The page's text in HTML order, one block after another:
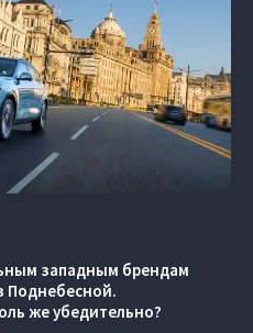
западным брендам
Поднебесной.
же убедительно?